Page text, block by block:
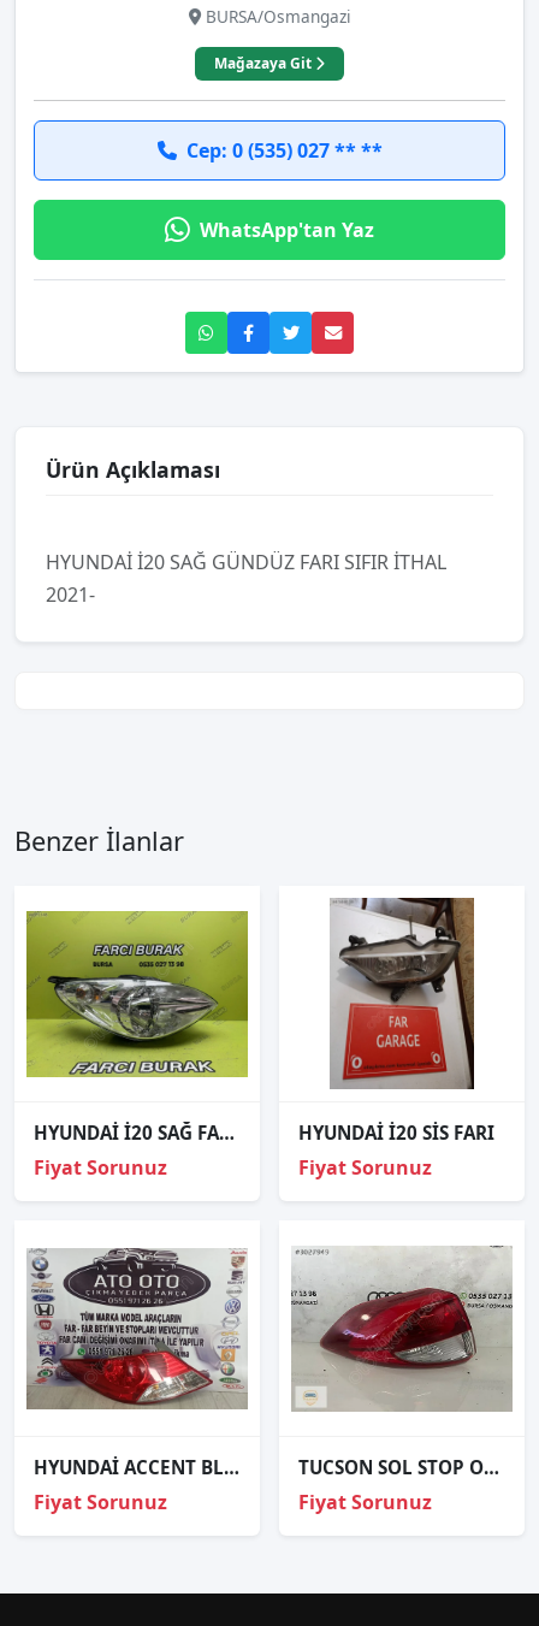
BURSA/Osmangazi
Mağazaya Git
Cep: 0 (535) 027 ** **
WhatsApp'tan Yaz
Ürün Açıklaması
HYUNDAİ İ20 SAĞ GÜNDÜZ FARI SIFIR İTHAL
2021-
Benzer İlanlar
HYUNDAİ İ20 SAĞ FAR ORJİNAL
Fiyat Sorunuz
HYUNDAİ İ20 SİS FARI
Fiyat Sorunuz
HYUNDAİ ACCENT BLUE ORJİNAL ÇIKMA SOL STOP
Fiyat Sorunuz
TUCSON SOL STOP ORJİNAL
Fiyat Sorunuz